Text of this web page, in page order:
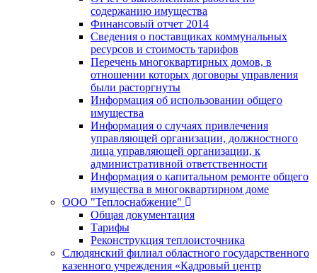
содержанию имущества
Финансовый отчет 2014
Сведения о поставщиках коммунальных
ресурсов и стоимость тарифов
Перечень многоквартирных домов, в
отношении которых договоры управления
были расторгнуты
Информация об использовании общего
имущества
Информация о случаях привлечения
управляющей организации, должностного
лица управляющей организации, к
административной ответственности
Информация о капитальном ремонте общего
имущества в многоквартирном доме
ООО "Теплоснабжение"
Общая документация
Тарифы
Реконструкция теплоисточника
Слюдянский филиал областного государственного
казенного учреждения «Кадровый центр